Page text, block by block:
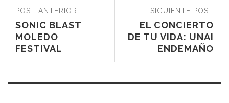
SIGUIENTE POST
EL CONCIERTO
DE TU VIDA: UNAI
ENDEMAÑO
POST ANTERIOR
SONIC BLAST
MOLEDO
FESTIVAL